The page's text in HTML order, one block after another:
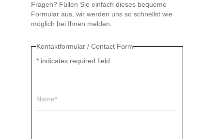
Fragen? Füllen Sie einfach dieses bequeme
Formular aus, wir werden uns so schnellst wie
möglich bei Ihnen melden.
Kontaktformular / Contact Form
* indicates required field
Name*